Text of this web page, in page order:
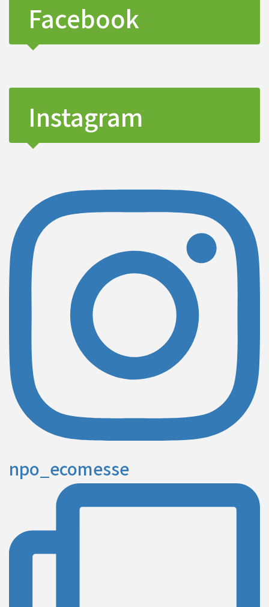
Facebook
Instagram
npo_ecomesse